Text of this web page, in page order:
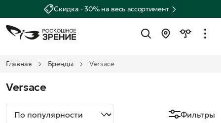
Скидка - 30% на весь ассортимент
Главная Бренды Versace
Versace
Фильтры